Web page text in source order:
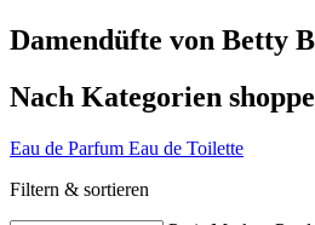
Damendüfte von Betty
Nach Kategorien
Eau de Parfum Eau de Toilette
Filtern & sortieren